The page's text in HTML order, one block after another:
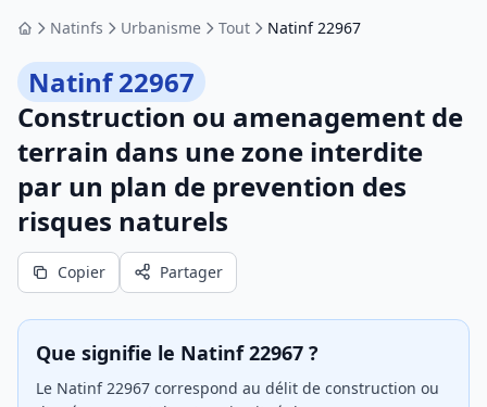
AccueilNatinfs Urbanisme Tout Natinf 22967
Natinf 22967
Construction ou amenagement de
terrain dans une zone interdite
par un plan de prevention des
risques naturels
Copier Partager
Que signifie le Natinf 22967 ?
Le Natinf 22967 correspond au délit de construction ou